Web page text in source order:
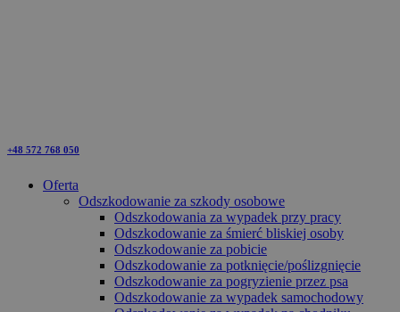
+48 572 768 050
Oferta
Odszkodowanie za szkody osobowe
Odszkodowania za wypadek przy pracy
Odszkodowanie za śmierć bliskiej osoby
Odszkodowanie za pobicie
Odszkodowanie za potknięcie/poślizgnięcie
Odszkodowanie za pogryzienie przez psa
Odszkodowanie za wypadek samochodowy